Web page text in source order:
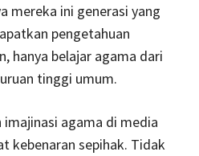
mereka ini generasi yang
pengetahuan
hanya belajar agama dari
tinggi umum.
agama di media
kebenaran sepihak. Tidak